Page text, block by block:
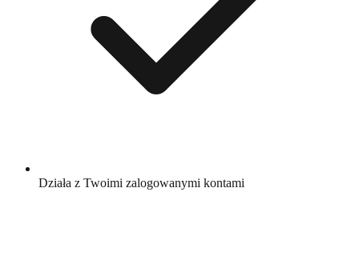
Działa z Twoimi zalogowanymi kontami